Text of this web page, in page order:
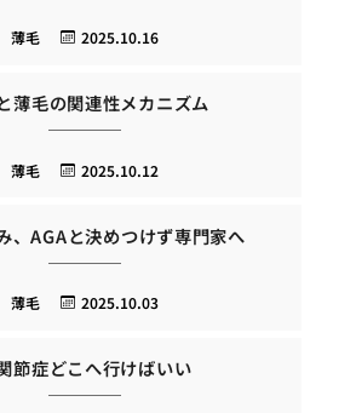
2025.10.16
薄毛
薄毛の関連性メカニズム
2025.10.12
薄毛
、AGAと決めつけず専門家へ
2025.10.03
薄毛
節症どこへ行けばいい